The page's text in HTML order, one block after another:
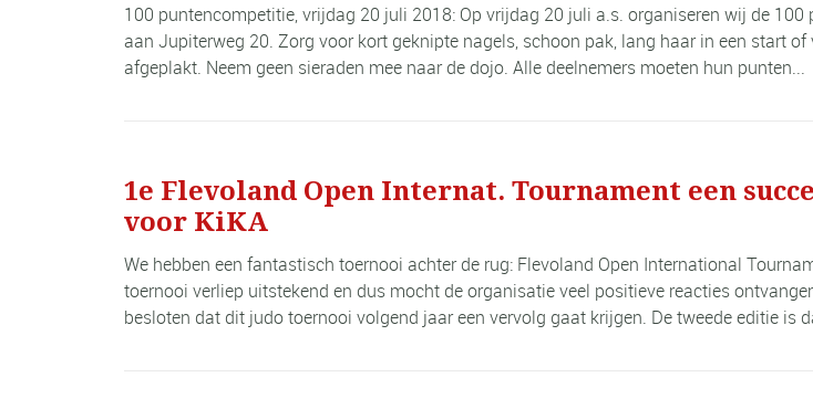
100 puntencompetitie, vrijdag 20 juli 2018: Op vrijdag 20 juli a.s. organiseren wij de
aan Jupiterweg 20. Zorg voor kort geknipte nagels, schoon pak, lang haar in een start
afgeplakt. Neem geen sieraden mee naar de dojo. Alle deelnemers moeten hun punten...
1e Flevoland Open Internat. Tournament een
voor KiKA
We hebben een fantastisch toernooi achter de rug: Flevoland Open International
toernooi verliep uitstekend en dus mocht de organisatie veel positieve reacties
besloten dat dit judo toernooi volgend jaar een vervolg gaat krijgen. De tweede editie is